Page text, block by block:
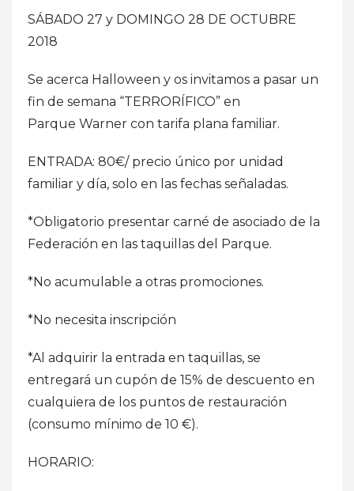
SÁBADO 27 y DOMINGO 28 DE OCTUBRE
2018
Se acerca Halloween y os invitamos a pasar un
fin de semana “TERRORÍFICO” en
Parque Warner con tarifa plana familiar.
ENTRADA: 80€/ precio único por unidad
familiar y día, solo en las fechas señaladas.
*Obligatorio presentar carné de asociado de la
Federación en las taquillas del Parque.
*No acumulable a otras promociones.
*No necesita inscripción
*Al adquirir la entrada en taquillas, se
entregará un cupón de 15% de descuento en
cualquiera de los puntos de restauración
(consumo mínimo de 10 €).
HORARIO: